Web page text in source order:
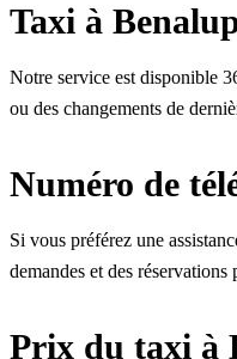
Taxi à
Notre service est disponible
ou des changements de
Numéro de
Si vous préférez une
demandes et des réservations
Prix du taxi à